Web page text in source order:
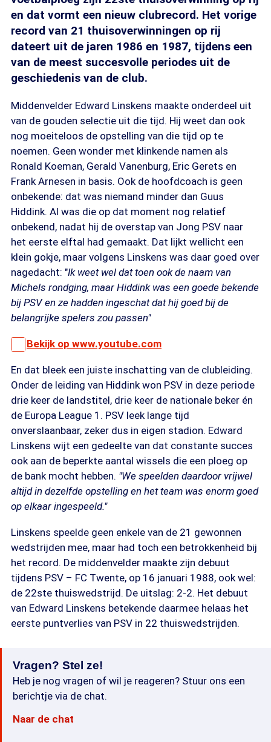
en dat vormt een nieuw clubrecord. Het vorige
record van 21 thuisoverwinningen op rij
dateert uit de jaren 1986 en 1987, tijdens een
van de meest succesvolle periodes uit de
geschiedenis van de club.
Middenvelder Edward Linskens maakte onderdeel uit
van de gouden selectie uit die tijd. Hij weet dan ook
nog moeiteloos de opstelling van die tijd op te
noemen. Geen wonder met klinkende namen als
Ronald Koeman, Gerald Vanenburg, Eric Gerets en
Frank Arnesen in basis. Ook de hoofdcoach is geen
onbekende: dat was niemand minder dan Guus
Hiddink. Al was die op dat moment nog relatief
onbekend, nadat hij de overstap van Jong PSV naar
het eerste elftal had gemaakt. Dat lijkt wellicht een
klein gokje, maar volgens Linskens was daar goed over
nagedacht: "Ik weet wel dat toen ook de naam van
Michels rondging, maar Hiddink was een goede bekende
bij PSV en ze hadden ingeschat dat hij goed bij de
belangrijke spelers zou passen"
Bekijk op www.youtube.com
En dat bleek een juiste inschatting van de clubleiding.
Onder de leiding van Hiddink won PSV in deze periode
drie keer de landstitel, drie keer de nationale beker én
de Europa League 1. PSV leek lange tijd
onverslaanbaar, zeker dus in eigen stadion. Edward
Linskens wijt een gedeelte van dat constante succes
ook aan de beperkte aantal wissels die een ploeg op
de bank mocht hebben. "We speelden daardoor vrijwel
altijd in dezelfde opstelling en het team was enorm goed
op elkaar ingespeeld."
Linskens speelde geen enkele van de 21 gewonnen
wedstrijden mee, maar had toch een betrokkenheid bij
het record. De middenvelder maakte zijn debuut
tijdens PSV – FC Twente, op 16 januari 1988, ook wel:
de 22ste thuiswedstrijd. De uitslag: 2-2. Het debuut
van Edward Linskens betekende daarmee helaas het
eerste puntverlies van PSV in 22 thuiswedstrijden.
Vragen? Stel ze!
Heb je nog vragen of wil je reageren? Stuur ons een
berichtje via de chat.
Naar de chat